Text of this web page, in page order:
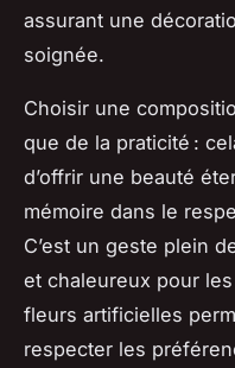
assurant une
soignée.
Choisir une
que de la praticité :
d’offrir une beauté
mémoire dans le
C’est un geste plein
et chaleureux pour
fleurs artificielles
respecter les